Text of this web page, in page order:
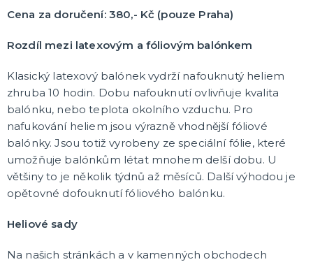
Cena za doručení: 380,- Kč (pouze Praha)
Rozdíl mezi latexovým a fóliovým balónkem
Klasický latexový balónek vydrží nafouknutý heliem
zhruba 10 hodin. Dobu nafouknutí ovlivňuje kvalita
balónku, nebo teplota okolního vzduchu. Pro
nafukování heliem jsou výrazně vhodnější fóliové
balónky. Jsou totiž vyrobeny ze speciální fólie, které
umožňuje balónkům létat mnohem delší dobu. U
většiny to je několik týdnů až měsíců. Další výhodou je
opětovné dofouknutí fóliového balónku.
Heliové sady
Na našich stránkách a v kamenných obchodech